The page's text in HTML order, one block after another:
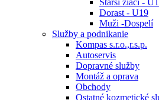
Starší žiaci -
Dorast - U19
Muži -Dospelí
Služby a podnikanie
Kompas s.r.o.,r.s.p.
Autoservis
Dopravné služby
Montáž a oprava
Obchody
Ostatné kozmetické